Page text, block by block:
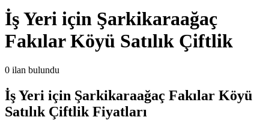
İş Yeri için Şarkikaraağaç
Fakılar Köyü Satılık Çiftlik
0 ilan bulundu
İş Yeri için Şarkikaraağaç Fakılar Köyü
Satılık Çiftlik Fiyatları